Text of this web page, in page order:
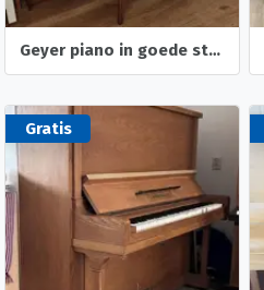
Geyer piano in goede staat
Gratis